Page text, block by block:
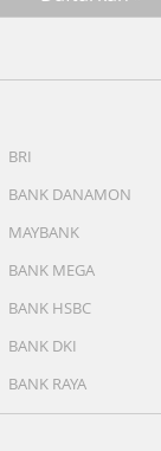
menit pertama)
split, waktu
1 menit, dan
BRI
BANK DANAMON
MAYBANK
BANK MEGA
BANK HSBC
BANK DKI
BANK RAYA